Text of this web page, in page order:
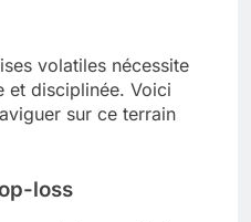
volatiles nécessite
et disciplinée. Voici
sur ce terrain
loss